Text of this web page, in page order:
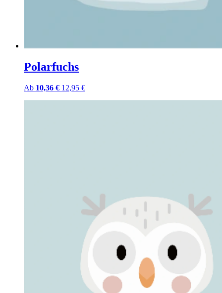
Polarfuchs
Ab 10,36 € 12,95 €